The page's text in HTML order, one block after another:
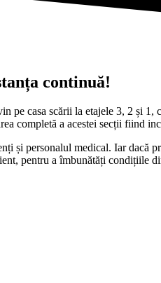
continuă!
casa scării la etajele 3, 2 și 1,
completă a acestei secții fiind
și personalul medical. Iar dacă
pentru a îmbunătăți condițiile